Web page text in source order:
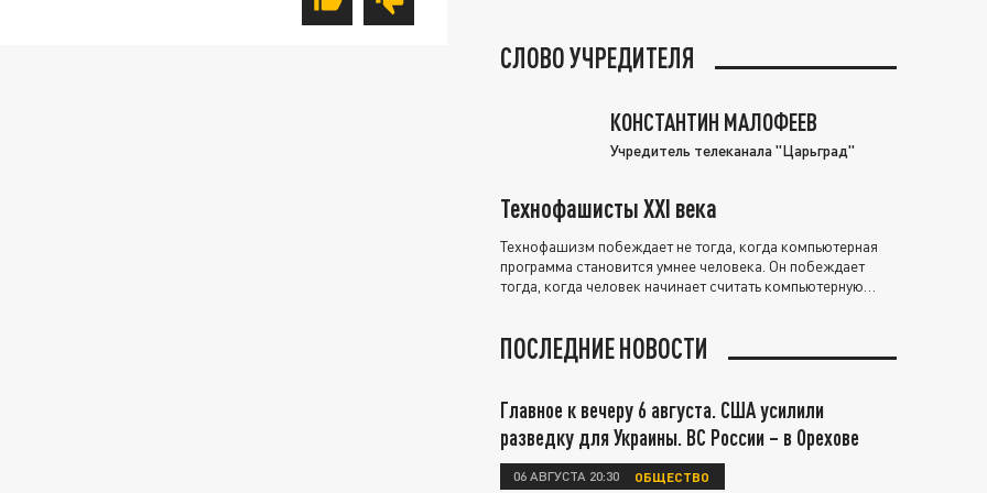
СЛОВО УЧРЕДИТЕЛЯ
КОНСТАНТИН МАЛОФЕЕВ
Учредитель телеканала "Царьград"
Технофашисты XXI века
Технофашизм побеждает не тогда, когда компьютерная
программа становится умнее человека. Он побеждает
тогда, когда человек начинает считать компьютерную
ПОСЛЕДНИЕ НОВОСТИ
Главное к вечеру 6 августа. США усилили
разведку для Украины. ВС России – в Орехове
06 АВГУСТА 20:30 ОБЩЕСТВО